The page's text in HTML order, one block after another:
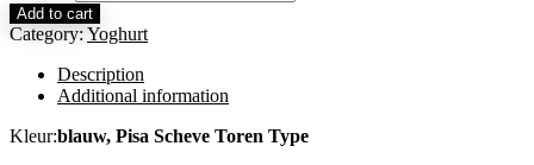
Add to cart
Category: Yoghurt
Description
Additional information
Kleur:blauw, Pisa Scheve Toren Type